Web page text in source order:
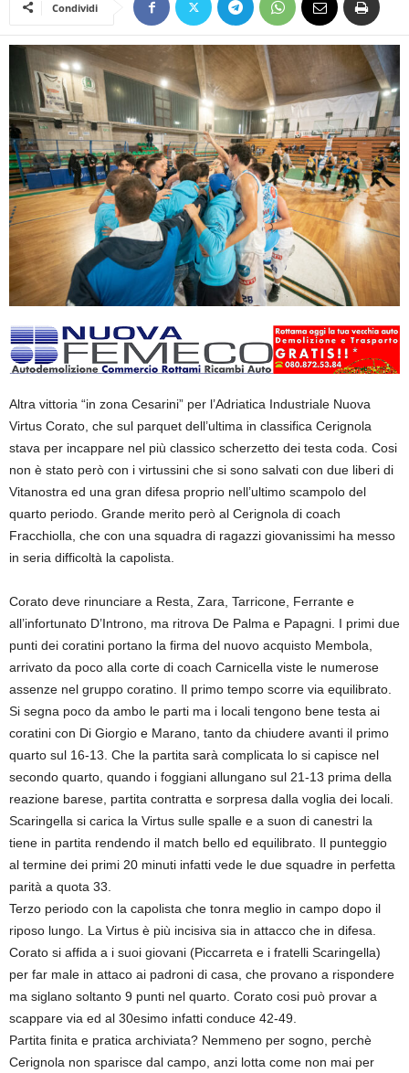
Condividi
Altra vittoria “in zona Cesarini” per l’Adriatica Industriale Nuova
Virtus Corato, che sul parquet dell’ultima in classifica Cerignola
stava per incappare nel più classico scherzetto dei testa coda. Cosi
non è stato però con i virtussini che si sono salvati con due liberi di
Vitanostra ed una gran difesa proprio nell’ultimo scampolo del
quarto periodo. Grande merito però al Cerignola di coach
Fracchiolla, che con una squadra di ragazzi giovanissimi ha messo
in seria difficoltà la capolista.
Corato deve rinunciare a Resta, Zara, Tarricone, Ferrante e
all’infortunato D’Introno, ma ritrova De Palma e Papagni. I primi due
punti dei coratini portano la firma del nuovo acquisto Membola,
arrivato da poco alla corte di coach Carnicella viste le numerose
assenze nel gruppo coratino. Il primo tempo scorre via equilibrato.
Si segna poco da ambo le parti ma i locali tengono bene testa ai
coratini con Di Giorgio e Marano, tanto da chiudere avanti il primo
quarto sul 16-13. Che la partita sarà complicata lo si capisce nel
secondo quarto, quando i foggiani allungano sul 21-13 prima della
reazione barese, partita contratta e sorpresa dalla voglia dei locali.
Scaringella si carica la Virtus sulle spalle e a suon di canestri la
tiene in partita rendendo il match bello ed equilibrato. Il punteggio
al termine dei primi 20 minuti infatti vede le due squadre in perfetta
parità a quota 33.
Terzo periodo con la capolista che tonra meglio in campo dopo il
riposo lungo. La Virtus è più incisiva sia in attacco che in difesa.
Corato si affida a i suoi giovani (Piccarreta e i fratelli Scaringella)
per far male in attaco ai padroni di casa, che provano a rispondere
ma siglano soltanto 9 punti nel quarto. Corato cosi può provar a
scappare via ed al 30esimo infatti conduce 42-49.
Partita finita e pratica archiviata? Nemmeno per sogno, perchè
Cerignola non sparisce dal campo, anzi lotta come non mai per